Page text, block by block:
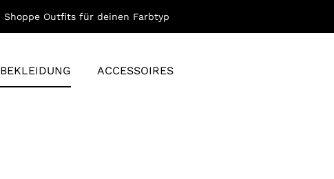
Shoppe Outfits für deinen Farbtyp
BEKLEIDUNG ACCESSOIRES